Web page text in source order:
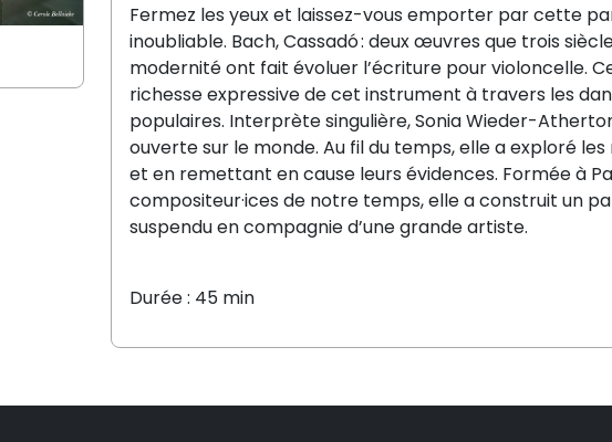
Fermez les yeux et laissez-vous emporter par cette
inoubliable. Bach,Cassadó: deuxœuvres que trois
modernité ont fait évoluer l’écriture pour violoncelle.
richesse expressive de cet instrument à travers les
populaires. Interprète singulière, SoniaWieder-
ouverte sur le monde. Au fil du temps, elle a exploré
et en remettant en cause leurs évidences. Formée à
compositeur·ices de notre temps, elleaconstruit un
suspendu en compagnie d’une grande artiste.
Durée : 45 min